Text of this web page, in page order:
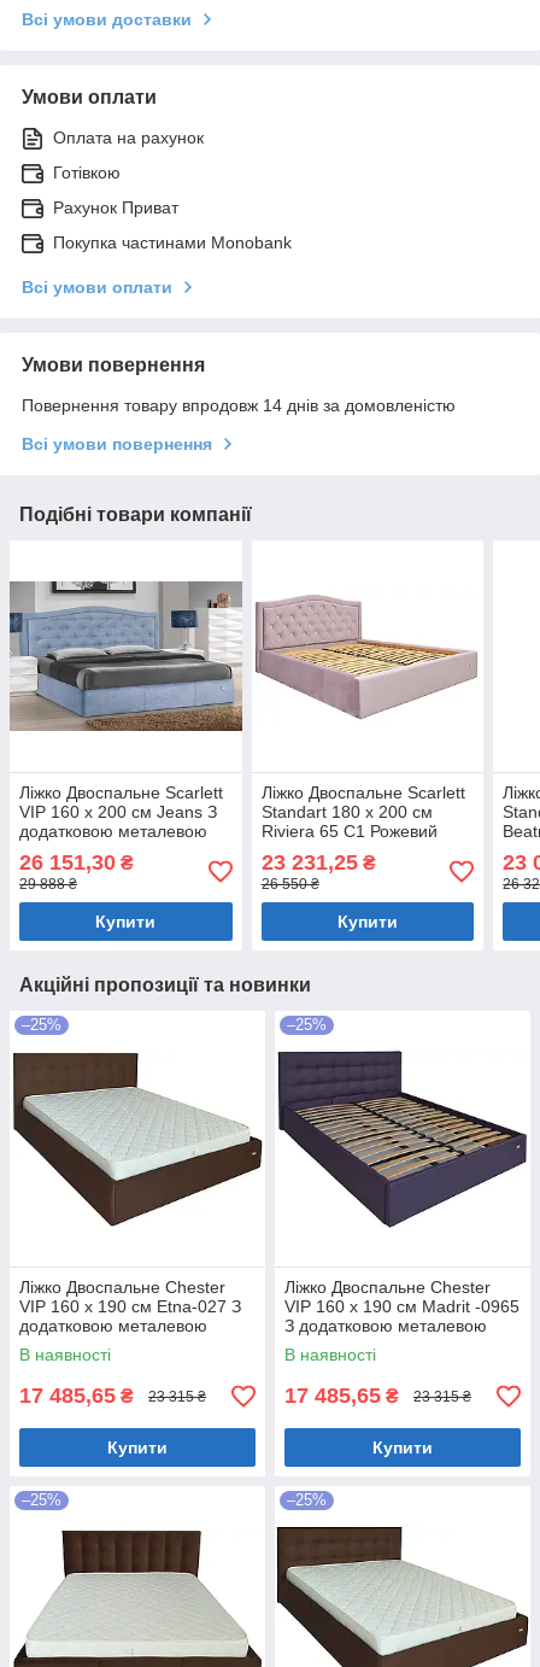
Всі умови доставки
Умови оплати
Оплата на рахунок
Готівкою
Рахунок Приват
Покупка частинами Monobank
Всі умови оплати
Умови повернення
Повернення товару впродовж 14 днів за домовленістю
Всі умови повернення
Подібні товари компанії
Ліжко Двоспальне Scarlett
VIP 160 х 200 см Jeans З
додатковою металевою
цільнозварною рамою
Синій
26 151,30 ₴
29 888 ₴
Купити
Ліжко Двоспальне Scarlett
Standart 180 х 200 см
Riviera 65 С1 Рожевий
23 231,25₴
26 550 ₴
Купити
23
26
Акційні пропозиції та новинки
–25%
Ліжко Двоспальне Chester
VIP 160 х 190 см Etna-027 З
додатковою металевою
цільнозварною рамою
Коричневий
В наявності
17 485,65 ₴ 23 315 ₴
Купити
–25%
Ліжко Двоспальне Chester
VIP 160 х 190 см Madrit -0965
З додатковою металевою
цільнозварною рамою
Фіолетовий
В наявності
17 485,65 ₴ 23 315 ₴
Купити
–25% –25%